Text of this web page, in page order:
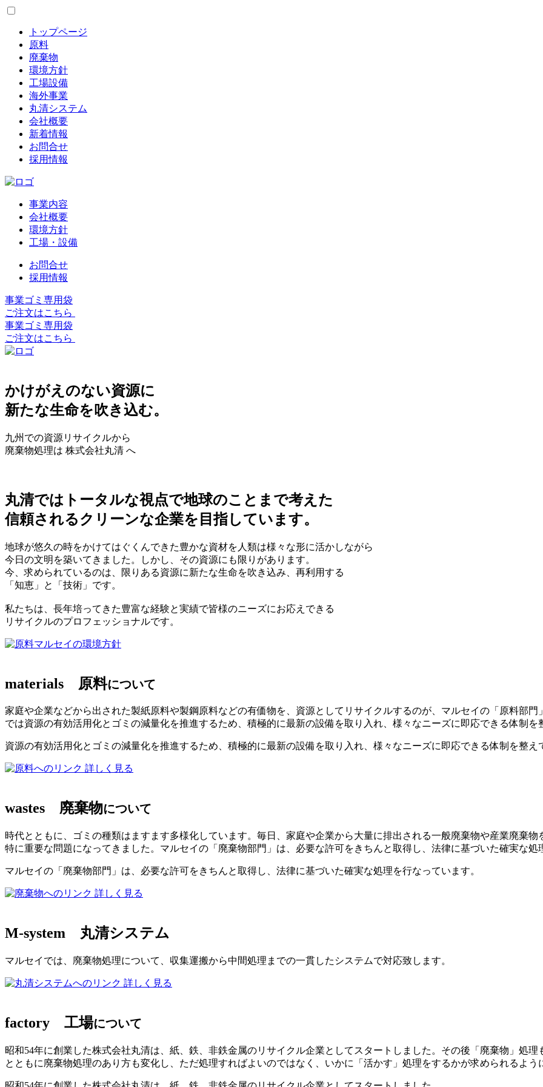
トップページ
原料
廃棄物
環境方針
工場設備
海外事業
丸清システム
会社概要
新着情報
お問合せ
採用情報
事業内容
会社概要
環境方針
工場・設備
お問合せ
採用情報
事業ゴミ専用袋
ご注文はこちら
事業ゴミ専用袋
ご注文はこちら
かけがえのない資源に
新たな生命を吹き込む。
九州での資源リサイクルから
廃棄物処理は 株式会社丸清 へ
丸清ではトータルな視点で地球のことまで考えた
信頼されるクリーンな企業を目指しています。
地球が悠久の時をかけてはぐくんできた豊かな資材を人類は様々な形に活かしながら
今日の文明を築いてきました。しかし、その資源にも限りがあります。
今、求められているのは、限りある資源に新たな生命を吹き込み、再利用する
「知恵」と「技術」です。
私たちは、長年培ってきた豊富な経験と実績で皆様のニーズにお応えできる
リサイクルのプロフェッショナルです。
マルセイの環境方針
materials 原料について
家庭や企業などから出された製紙原料や製鋼原料などの有価物を、資源としてリサイクルするのが、マルセイの「原料部
では資源の有効活用化とゴミの減量化を推進するため、積極的に最新の設備を取り入れ、様々なニーズに即応できる体制を
資源の有効活用化とゴミの減量化を推進するため、積極的に最新の設備を取り入れ、様々なニーズに即応できる体制を整え
詳しく見る
wastes 廃棄物について
時代とともに、ゴミの種類はますます多様化しています。毎日、家庭や企業から大量に排出される一般廃棄物や産業廃棄物
特に重要な問題になってきました。マルセイの「廃棄物部門」は、必要な許可をきちんと取得し、法律に基づいた確実な処
マルセイの「廃棄物部門」は、必要な許可をきちんと取得し、法律に基づいた確実な処理を行なっています。
詳しく見る
M-system 丸清システム
マルセイでは、廃棄物処理について、収集運搬から中間処理までの一貫したシステムで対応致します。
詳しく見る
factory 工場について
昭和54年に創業した株式会社丸清は、紙、鉄、非鉄金属のリサイクル企業としてスタートしました。その後「廃棄物」処
とともに廃棄物処理のあり方も変化し、ただ処理すればよいのではなく、いかに「活かす」処理をするかが求められるよう